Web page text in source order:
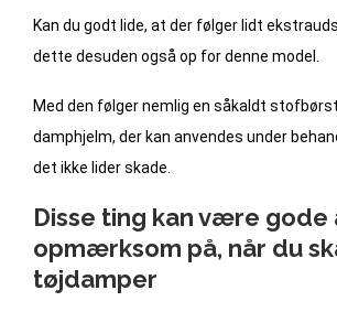
Kan du godt lide, at der følger lidt
dette desuden også op for denne model.
Med den følger nemlig en såkaldt
damphjelm, der kan anvendes under
det ikke lider skade.
Disse ting kan være
opmærksom på, når du
tøjdamper